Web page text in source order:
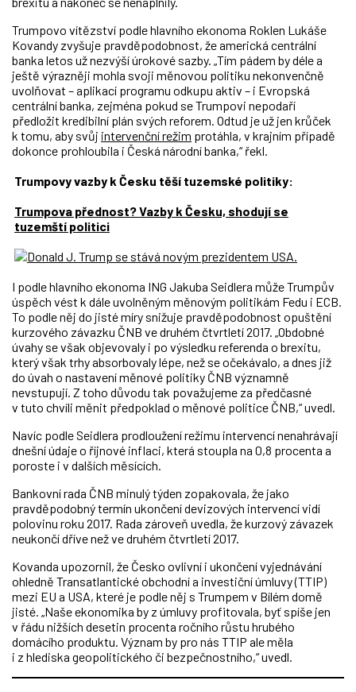
Trumpovo vítězství podle hlavního ekonoma Roklen Lukáše
Kovandy zvyšuje pravděpodobnost, že americká centrální
banka letos už nezvýší úrokové sazby. „Tím pádem by déle a
ještě výrazněji mohla svoji měnovou politiku nekonvenčně
uvolňovat – aplikací programu odkupu aktiv – i Evropská
centrální banka, zejména pokud se Trumpovi nepodaří
předložit kredibilní plán svých reforem. Odtud je už jen krůček
k tomu, aby svůj intervenční režim protáhla, v krajním případě
dokonce prohloubila i Česká národní banka,“ řekl.
Trumpovy vazby k Česku těší tuzemské politiky:
Trumpova přednost? Vazby k Česku, shodují se
tuzemští politici
I podle hlavního ekonoma ING Jakuba Seidlera může Trumpův
úspěch vést k dále uvolněným měnovým politikám Fedu i ECB.
To podle něj do jisté míry snižuje pravděpodobnost opuštění
kurzového závazku ČNB ve druhém čtvrtletí 2017. „Obdobné
úvahy se však objevovaly i po výsledku referenda o brexitu,
který však trhy absorbovaly lépe, než se očekávalo, a dnes již
do úvah o nastavení měnové politiky ČNB významně
nevstupují. Z toho důvodu tak považujeme za předčasné
v tuto chvíli měnit předpoklad o měnové politice ČNB,“ uvedl.
Navíc podle Seidlera prodloužení režimu intervencí nenahrávají
dnešní údaje o říjnové inflaci, která stoupla na 0,8 procenta a
poroste i v dalších měsících.
Bankovní rada ČNB minulý týden zopakovala, že jako
pravděpodobný termín ukončení devizových intervencí vidí
polovinu roku 2017. Rada zároveň uvedla, že kurzový závazek
neukončí dříve než ve druhém čtvrtletí 2017.
Kovanda upozornil, že Česko ovlivní i ukončení vyjednávání
ohledně Transatlantické obchodní a investiční úmluvy (TTIP)
mezi EU a USA, které je podle něj s Trumpem v Bílém domě
jisté. „Naše ekonomika by z úmluvy profitovala, byť spíše jen
v řádu nižších desetin procenta ročního růstu hrubého
domácího produktu. Význam by pro nás TTIP ale měla
i z hlediska geopolitického či bezpečnostního,“ uvedl.